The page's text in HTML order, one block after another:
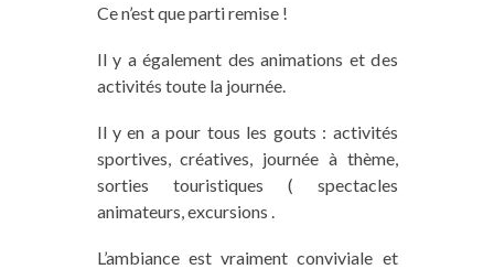
Ce n’est que parti remise !
Il y a également des animations et des
activités toute la journée.
Il y en a pour tous les gouts : activités
sportives, créatives, journée à thème,
sorties touristiques ( spectacles
animateurs, excursions .
L’ambiance est vraiment conviviale et